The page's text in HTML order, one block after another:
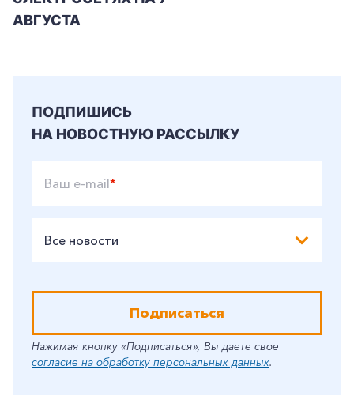
АВГУСТА
ПОДПИШИСЬ
НА НОВОСТНУЮ РАССЫЛКУ
Ваш e-mail*
Все новости
Подписаться
Нажимая кнопку «Подписаться», Вы даете свое
согласие на обработку персональных данных.